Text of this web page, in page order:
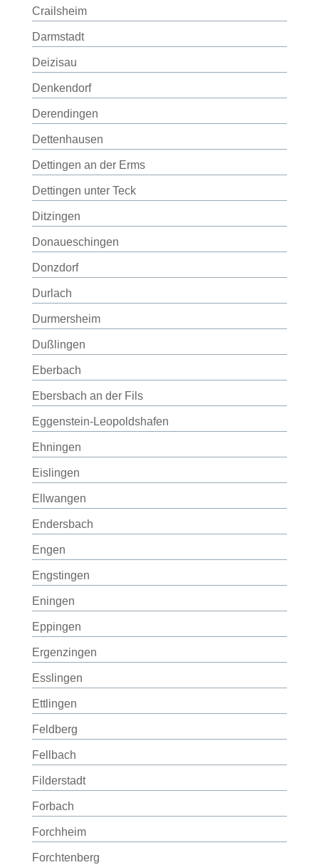
Crailsheim
Darmstadt
Deizisau
Denkendorf
Derendingen
Dettenhausen
Dettingen an der Erms
Dettingen unter Teck
Ditzingen
Donaueschingen
Donzdorf
Durlach
Durmersheim
Dußlingen
Eberbach
Ebersbach an der Fils
Eggenstein-Leopoldshafen
Ehningen
Eislingen
Ellwangen
Endersbach
Engen
Engstingen
Eningen
Eppingen
Ergenzingen
Esslingen
Ettlingen
Feldberg
Fellbach
Filderstadt
Forbach
Forchheim
Forchtenberg